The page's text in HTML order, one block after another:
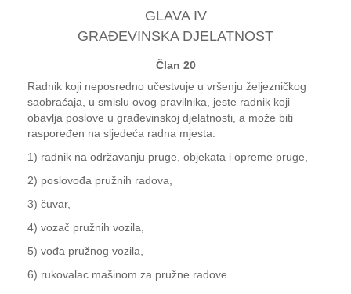
GLAVA IV
GRAĐEVINSKA DJELATNOST
Član 20
Radnik koji neposredno učestvuje u vršenju željezničkog
saobraćaja, u smislu ovog pravilnika, jeste radnik koji
obavlja poslove u građevinskoj djelatnosti, a može biti
raspoređen na sljedeća radna mjesta:
1) radnik na održavanju pruge, objekata i opreme pruge,
2) poslovođa pružnih radova,
3) čuvar,
4) vozač pružnih vozila,
5) vođa pružnog vozila,
6) rukovalac mašinom za pružne radove.